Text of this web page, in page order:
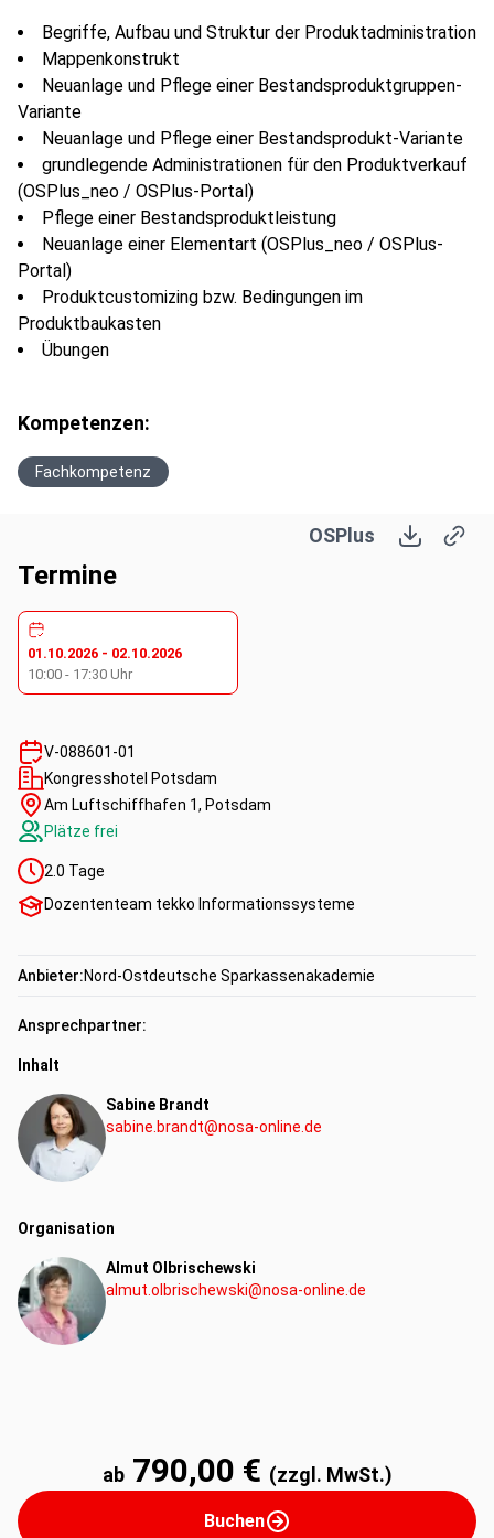
Begriffe, Aufbau und Struktur der Produktadministration
Mappenkonstrukt
Neuanlage und Pflege einer Bestandsproduktgruppen-
Variante
Neuanlage und Pflege einer Bestandsprodukt-Variante
grundlegende Administrationen für den Produktverkauf
(OSPlus_neo / OSPlus-Portal)
Pflege einer Bestandsproduktleistung
Neuanlage einer Elementart (OSPlus_neo / OSPlus-
Portal)
Produktcustomizing bzw. Bedingungen im
Produktbaukasten
Übungen
Kompetenzen:
Fachkompetenz
OSPlus
Termine
01.10.2026 - 02.10.2026
10:00 - 17:30 Uhr
V-088601-01
Kongresshotel Potsdam
Am Luftschiffhafen 1, Potsdam
Plätze frei
2.0 Tage
Dozententeam tekko Informationssysteme
Anbieter:Nord-Ostdeutsche Sparkassenakademie
Ansprechpartner:
Inhalt
Sabine Brandt
sabine.brandt@nosa-online.de
Organisation
Almut Olbrischewski
almut.olbrischewski@nosa-online.de
ab 790,00 € (zzgl. MwSt.)
Buchen